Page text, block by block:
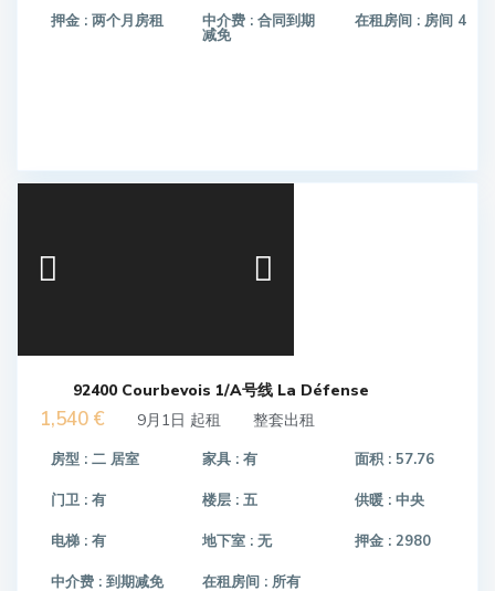
押金 : 两个月房租 中介费 :合同到期
减免
在租房间 : 房间 4
92400 Courbevois 1/A号线 La Défense
1,540 € 9月1日 起租 整套出租
房型 : 二 居室 家具 :有 面积 : 57.76
门卫 : 有 楼层 :五 供暖 : 中央
电梯 : 有 地下室 :无 押金 : 2980
中介费 : 到期减免 在租房间 :所有